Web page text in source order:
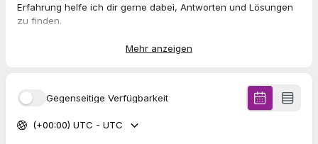
Erfahrung helfe ich dir gerne dabei, Antworten und Lösungen
zu finden.
Buche einfach diesen Videocall mit mir und erhalte individuelle
Die Zahlung erfolgt ganz einfach über PayPal und der Call
findet bequem und unkompliziert über ZOOM statt.
So können
wir uns in aller Ruhe austauschen, und ich kann dir helfen,
dein Leben mit PEG positiv zu gestalten.
Mehr anzeigen
Gegenseitige Verfügbarkeit
(+00:00) UTC - UTC